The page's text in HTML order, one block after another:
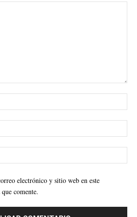
electrónico y sitio web en este
comente.